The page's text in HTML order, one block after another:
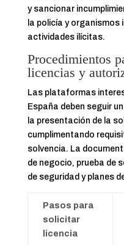
y sancionar
la policía y
actividades ilícitas.
Procedimientos
licencias y
Las plataformas
España deben seguir
la presentación de la
cumplimentando
solvencia. La
de negocio, prueba de
de seguridad y planes
Pasos para
solicitar
licencia